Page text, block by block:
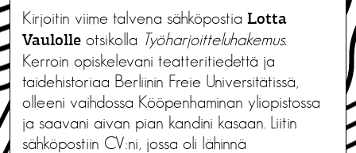
Kirjoitin viime talvena sähköpostia Lotta
Vaulolle otsikolla Työharjoitteluhakemus.
Kerroin opiskelevani teatteritiedettä ja
taidehistoriaa Berliinin Freie Universitätissä,
olleeni vaihdossa Kööpenhaminan yliopistossa
ja saavani aivan pian kandini kasaan. Liitin
sähköpostiin CV:ni, jossa oli lähinnä